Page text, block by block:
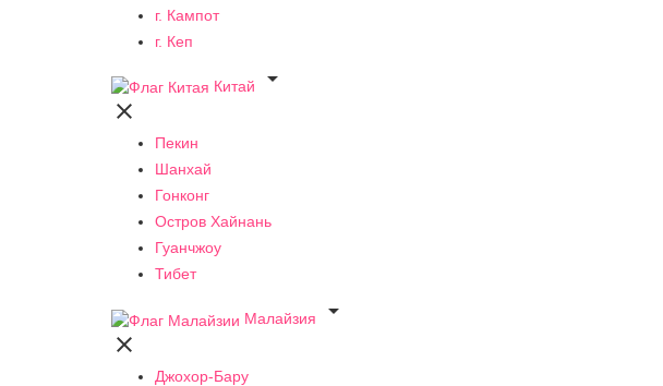
г. Кампот
г. Кеп
Китай


Пекин
Шанхай
Гонконг
Остров Хайнань
Гуанчжоу
Тибет
Малайзия


Джохор-Бару